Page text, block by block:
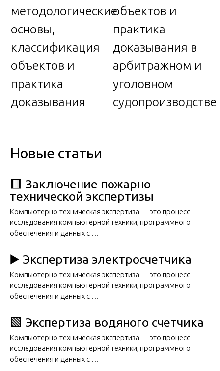
методологические
основы,
классификация
объектов и
практика
доказывания
объектов и
практика
доказывания в
арбитражном и
уголовном
судопроизводстве
Новые статьи
🟥 Заключение пожарно-
технической экспертизы
Компьютерно-техническая экспертиза — это процесс
исследования компьютерной техники, программного
обеспечения и данных с …
▶️ Экспертиза электросчетчика
Компьютерно-техническая экспертиза — это процесс
исследования компьютерной техники, программного
обеспечения и данных с …
🟩 Экспертиза водяного счетчика
Компьютерно-техническая экспертиза — это процесс
исследования компьютерной техники, программного
обеспечения и данных с …